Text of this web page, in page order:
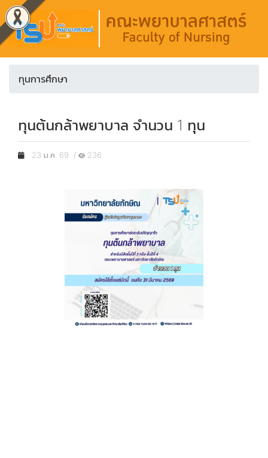
ทุนการศึกษา
ทุนต้นกล้าพยาบาล จำนวน 1 ทุน
23 ม.ค. 69 / 236